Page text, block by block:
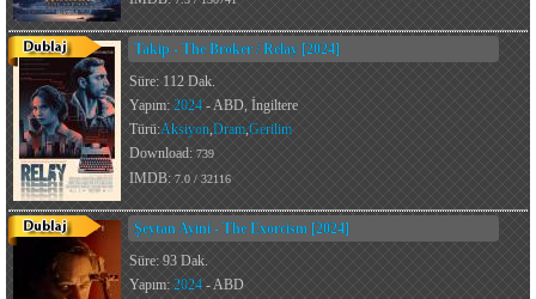
Takip - The Broker / Relay [2024]
Süre: 112 Dak.
Yapım: 2024 - ABD, İngiltere
Türü:Aksiyon,Dram,Gerilim
Download: 739
IMDB: 7.0 / 32116
Şeytan Ayini - The Exorcism [2024]
Süre: 93 Dak.
Yapım: 2024 - ABD